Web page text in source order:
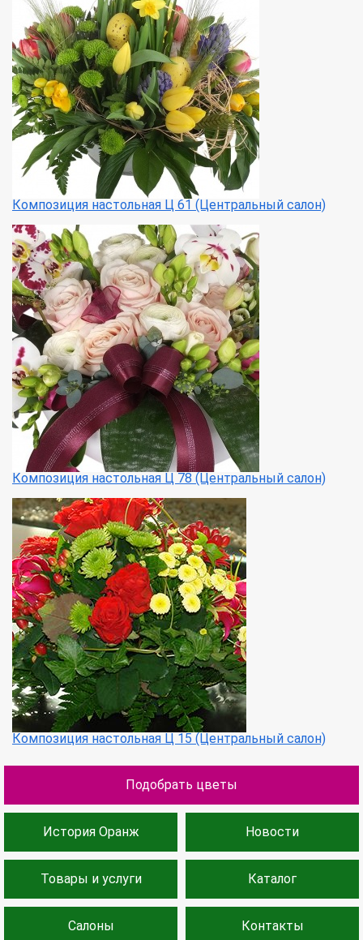
Композиция настольная Ц 61 (Центральный салон)
Композиция настольная Ц 78 (Центральный салон)
Композиция настольная Ц 15 (Центральный салон)
Подобрать цветы
История Оранж Новости
Товары и услуги Каталог
Салоны Контакты